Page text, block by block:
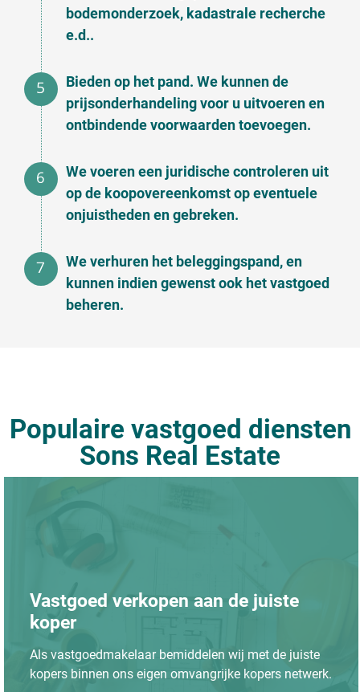
bodemonderzoek, kadastrale recherche
e.d..
Bieden op het pand. We kunnen de
prijsonderhandeling voor u uitvoeren en
ontbindende voorwaarden toevoegen.
We voeren een juridische controleren uit
op de koopovereenkomst op eventuele
onjuistheden en gebreken.
We verhuren het beleggingspand, en
kunnen indien gewenst ook het vastgoed
beheren.
Populaire vastgoed diensten
Sons Real Estate
Vastgoed verkopen aan de juiste
koper
Als vastgoedmakelaar bemiddelen wij met de juiste
kopers binnen ons eigen omvangrijke kopers netwerk.